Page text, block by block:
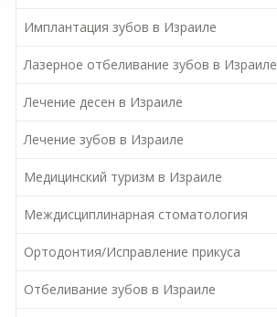
Имплантация зубов в Израиле
Лазерное отбеливание зубов в Израиле
Лечение десен в Израиле
Лечение зубов в Израиле
Медицинский туризм в Израиле
Междисциплинарная стоматология
Ортодонтия/Исправление прикуса
Отбеливание зубов в Израиле